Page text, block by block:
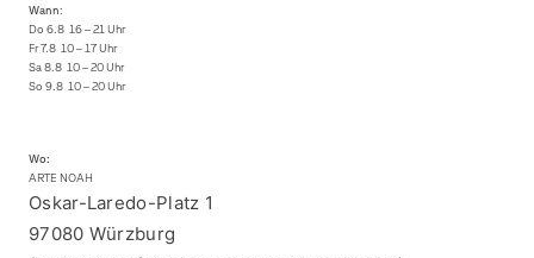
Wann:
Do 6.8 16 – 21 Uhr
Fr 7.8 10 – 17 Uhr
Sa 8.8 10 – 20 Uhr
So 9.8 10 – 20 Uhr
Wo:
ARTE NOAH
Oskar-Laredo-Platz 1
97080 Würzburg